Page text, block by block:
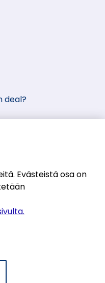
deal?
(siirryt
Evästeistä osa on